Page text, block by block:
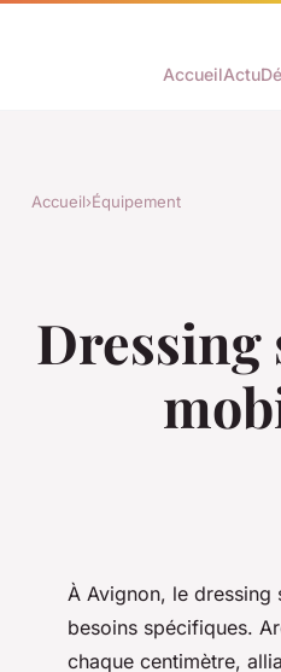
AccueilActu
Accueil›Équipement
Dressing
À Avignon, le dressing
besoins spécifiques.
chaque centimètre,